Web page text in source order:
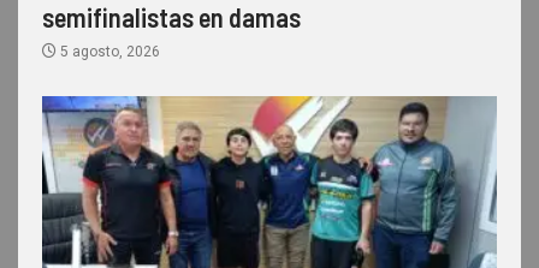
semifinalistas en damas
5 agosto, 2026